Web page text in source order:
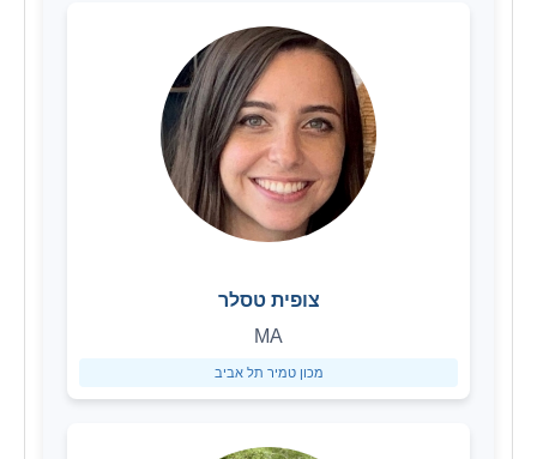
צופית טסלר
MA
מכון טמיר תל אביב